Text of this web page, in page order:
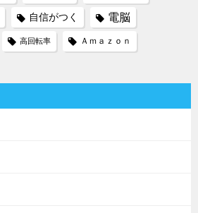
自信がつく 電脳
高回転率 Ａｍａｚｏｎ